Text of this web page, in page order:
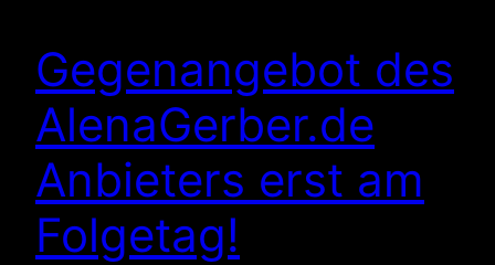
Gegenangebot des
AlenaGerber.de
Anbieters erst am
Folgetag!